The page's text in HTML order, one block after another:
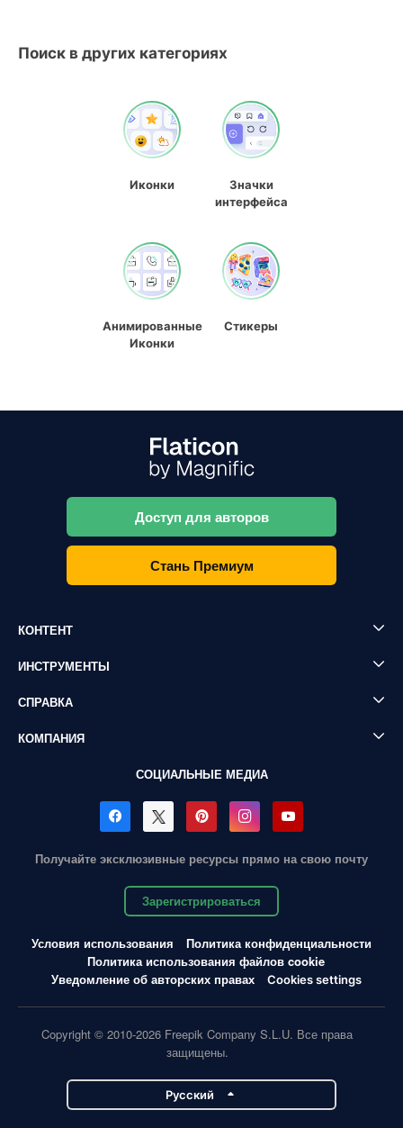
Поиск в других категориях
Иконки
Значки
интерфейса
Анимированные
Иконки
Стикеры
Доступ для авторов
Стань Премиум
КОНТЕНТ
ИНСТРУМЕНТЫ
СПРАВКА
КОМПАНИЯ
СОЦИАЛЬНЫЕ МЕДИА
Получайте эксклюзивные ресурсы прямо на свою почту
Зарегистрироваться
Условия использования
Политика конфиденциальности
Политика использования файлов cookie
Уведомление об авторских правах
Cookies settings
Copyright © 2010-2026 Freepik Company S.L.U. Все права
защищены.
Pусский